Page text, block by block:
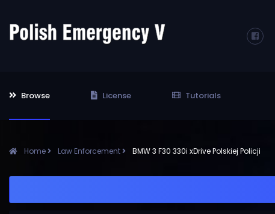
Browse License Tutorials
Home Law Enforcement BMW 3 F30 330i xDrive Polskiej Policji